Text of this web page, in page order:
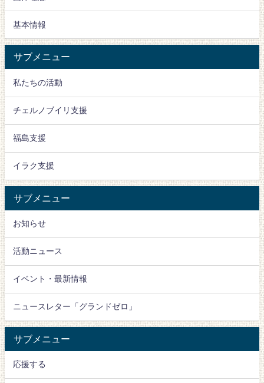
基本情報
サブメニュー
私たちの活動
チェルノブイリ支援
福島支援
イラク支援
サブメニュー
お知らせ
活動ニュース
イベント・最新情報
ニュースレター「グランドゼロ」
サブメニュー
応援する